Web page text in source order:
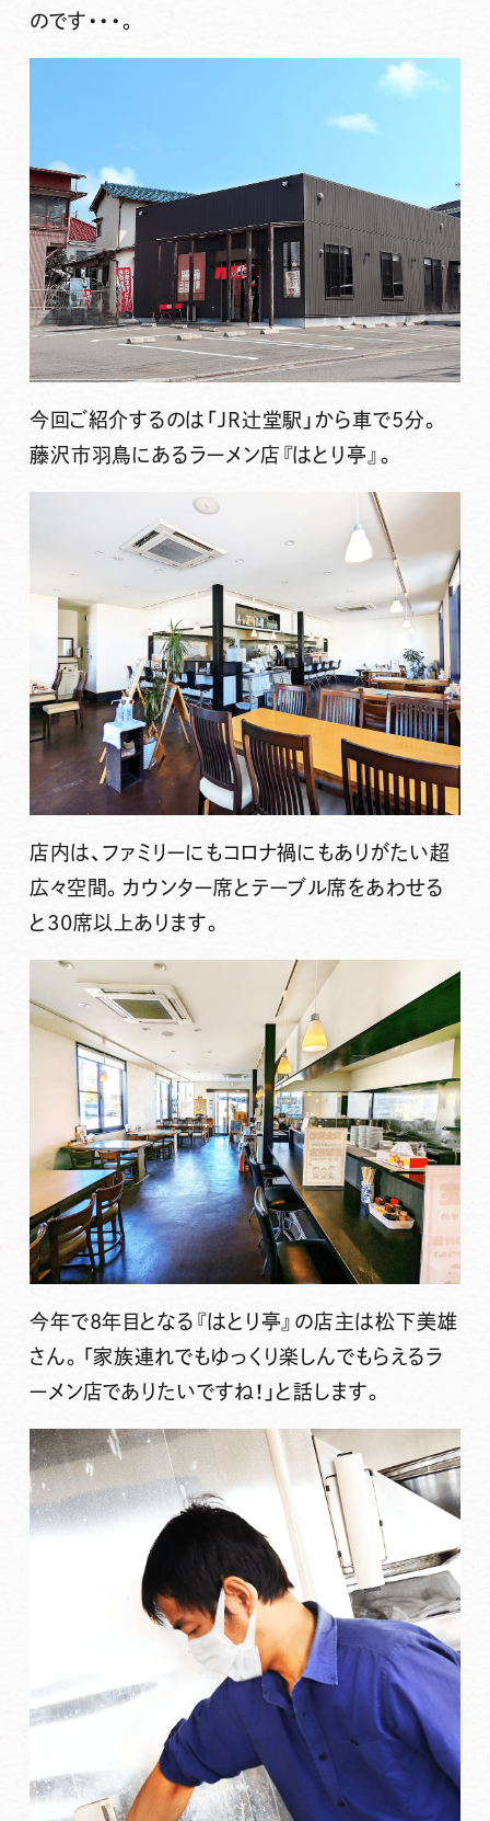
のです ・・・。
今回ご紹介するのは 「JR辻堂駅」から車で5分。
藤沢市羽鳥にあるラーメン店 『はとり亭』 。
店内は、ファミリーにもコロナ禍にもありがたい超
広々空間。カウンター席とテーブル席をあわせる
と30席以上あります。
今年で8年目となる『はとり亭』の店主は松下美雄
さん。「家族連れでもゆっくり楽しんでもらえるラ
ーメン店でありたいですね！」と話します。